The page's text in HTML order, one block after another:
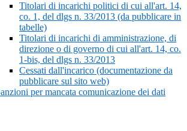
Titolari di incarichi politici di cui all'art. 14,
co. 1, del dlgs n. 33/2013 (da pubblicare in
tabelle)
Titolari di incarichi di amministrazione, di
direzione o di governo di cui all'art. 14, co.
1-bis, del dlgs n. 33/2013
Cessati dall'incarico (documentazione da
pubblicare sul sito web)
per mancata comunicazione dei dati